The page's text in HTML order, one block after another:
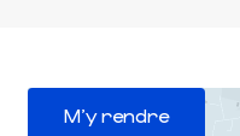
M'y rendre